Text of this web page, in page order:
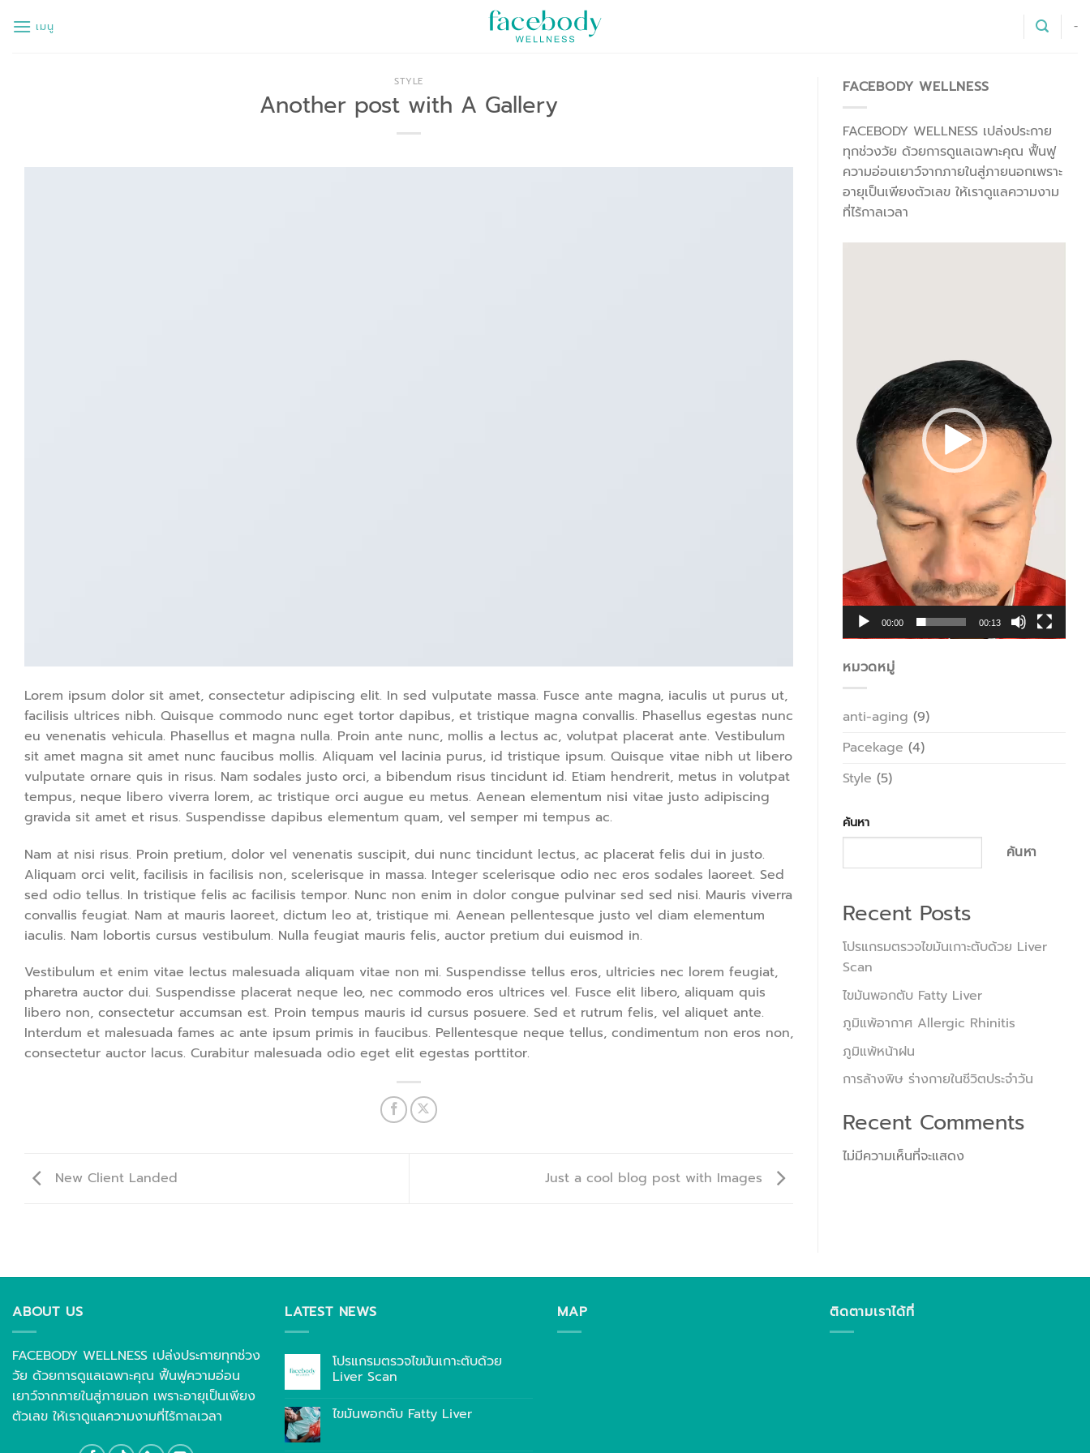
เมนู -
STYLE
Another post with A Gallery
Lorem ipsum dolor sit amet, consectetur adipiscing elit. In sed vulputate massa. Fusce ante magna, iaculis ut purus ut,
facilisis ultrices nibh. Quisque commodo nunc eget tortor dapibus, et tristique magna convallis. Phasellus egestas nunc
eu venenatis vehicula. Phasellus et magna nulla. Proin ante nunc, mollis a lectus ac, volutpat placerat ante. Vestibulum
sit amet magna sit amet nunc faucibus mollis. Aliquam vel lacinia purus, id tristique ipsum. Quisque vitae nibh ut libero
vulputate ornare quis in risus. Nam sodales justo orci, a bibendum risus tincidunt id. Etiam hendrerit, metus in volutpat
tempus, neque libero viverra lorem, ac tristique orci augue eu metus. Aenean elementum nisi vitae justo adipiscing
gravida sit amet et risus. Suspendisse dapibus elementum quam, vel semper mi tempus ac.
Nam at nisi risus. Proin pretium, dolor vel venenatis suscipit, dui nunc tincidunt lectus, ac placerat felis dui in justo.
Aliquam orci velit, facilisis in facilisis non, scelerisque in massa. Integer scelerisque odio nec eros sodales laoreet. Sed
sed odio tellus. In tristique felis ac facilisis tempor. Nunc non enim in dolor congue pulvinar sed sed nisi. Mauris viverra
convallis feugiat. Nam at mauris laoreet, dictum leo at, tristique mi. Aenean pellentesque justo vel diam elementum
iaculis. Nam lobortis cursus vestibulum. Nulla feugiat mauris felis, auctor pretium dui euismod in.
Vestibulum et enim vitae lectus malesuada aliquam vitae non mi. Suspendisse tellus eros, ultricies nec lorem feugiat,
pharetra auctor dui. Suspendisse placerat neque leo, nec commodo eros ultrices vel. Fusce elit libero, aliquam quis
libero non, consectetur accumsan est. Proin tempus mauris id cursus posuere. Sed et rutrum felis, vel aliquet ante.
Interdum et malesuada fames ac ante ipsum primis in faucibus. Pellentesque neque tellus, condimentum non eros non,
consectetur auctor lacus. Curabitur malesuada odio eget elit egestas porttitor.
New Client Landed Just a cool blog post with Images
FACEBODY WELLNESS
FACEBODY WELLNESS เปล่งประกาย
ทุกช่วงวัย ด้วยการดูแลเฉพาะคุณ ฟื้นฟู
ความอ่อนเยาว์จากภายในสู่ภายนอกเพราะ
อายุเป็นเพียงตัวเลข ให้เราดูแลความงาม
ที่ไร้กาลเวลา
00:00 00:13
หมวดหมู่
anti-aging (9)
Pacekage (4)
Style (5)
ค้นหา
ค้นหา
Recent Posts
โปรแกรมตรวจไขมันเกาะตับด้วย Liver
Scan
ไขมันพอกตับ Fatty Liver
ภูมิแพ้อากาศ Allergic Rhinitis
ภูมิแพ้หน้าฝน
การล้างพิษ ร่างกายในชีวิตประจำวัน
Recent Comments
ไม่มีความเห็นที่จะแสดง
ABOUT US
FACEBODY WELLNESS เปล่งประกายทุกช่วง
วัย ด้วยการดูแลเฉพาะคุณ ฟื้นฟูความอ่อน
เยาว์จากภายในสู่ภายนอก เพราะอายุเป็นเพียง
ตัวเลข ให้เราดูแลความงามที่ไร้กาลเวลา
LATEST NEWS
โปรแกรมตรวจไขมันเกาะตับด้วย
Liver Scan
ไขมันพอกตับ Fatty Liver
MAP ติดตามเราได้ที่